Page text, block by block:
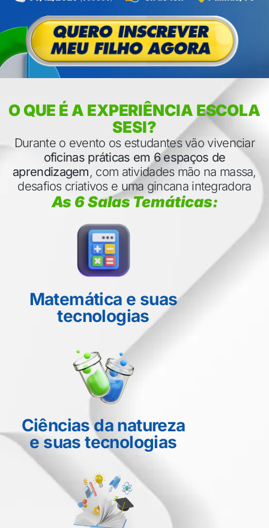
O QUE É A EXPERIÊNCIA ESCOLA
SESI?
Durante o evento os estudantes vão vivenciar
oficinas práticas em 6 espaços de
aprendizagem, com atividades mão na massa,
desafios criativos e uma gincana integradora
As 6 Salas Temáticas:
Matemática e suas
tecnologias
Ciências da natureza
e suas tecnologias